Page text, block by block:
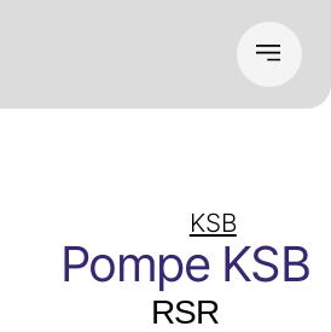
KSB
Pompe KSB
RSR